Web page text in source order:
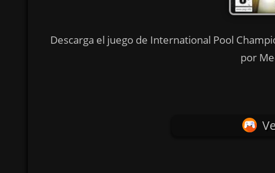
Descarga el juego de International Pool
por